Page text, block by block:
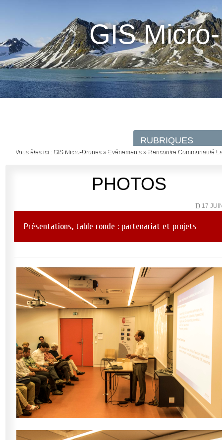
GIS
Vous êtes ici : GIS Micro-Drones» Evénements» Rencontre Communauté
PHOTOS
D17
Présentations, table ronde : partenariat et projets